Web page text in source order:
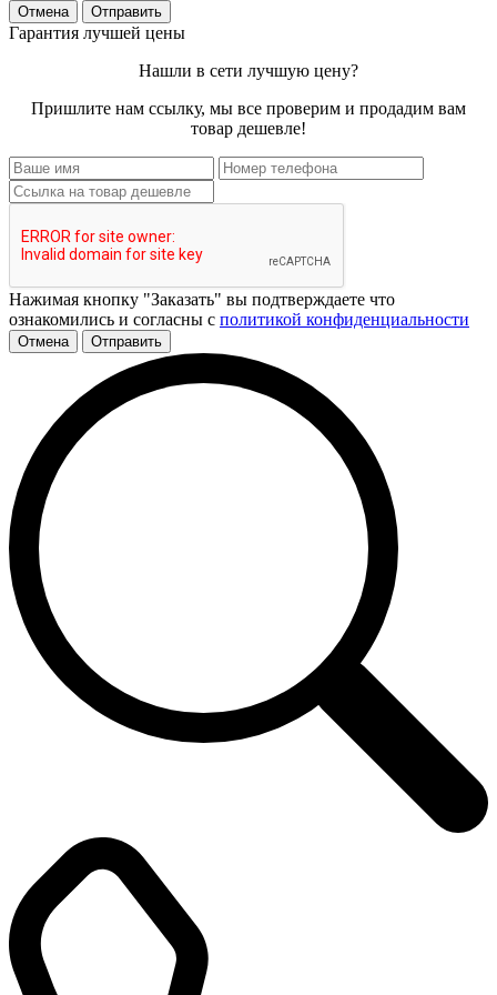
Отмена Отправить
Гарантия лучшей цены
Нашли в сети лучшую цену?
Пришлите нам ссылку, мы все проверим и продадим вам
товар дешевле!
Нажимая кнопку "Заказать" вы подтверждаете что
ознакомились и согласны с политикой конфиденциальности
Отмена Отправить